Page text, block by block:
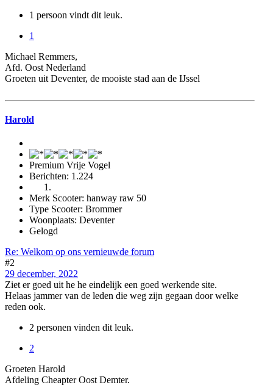
1 persoon vindt dit leuk.
1
Michael Remmers,
Afd. Oost Nederland
Groeten uit Deventer, de mooiste stad aan de IJssel
Harold
Premium Vrije Vogel
Berichten: 1.224
Merk Scooter: hanway raw 50
Type Scooter: Brommer
Woonplaats: Deventer
Gelogd
Re: Welkom op ons vernieuwde forum
#2
29 december, 2022
Ziet er goed uit he he eindelijk een goed werkende site.
Helaas jammer van de leden die weg zijn gegaan door welke
reden ook.
2 personen vinden dit leuk.
2
Groeten Harold
Afdeling Cheapter Oost Demter.